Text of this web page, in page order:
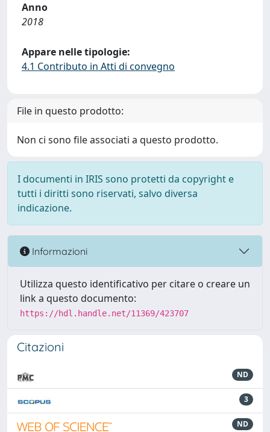
Anno
2018
Appare nelle tipologie:
4.1 Contributo in Atti di convegno
File in questo prodotto:
Non ci sono file associati a questo prodotto.
I documenti in IRIS sono protetti da copyright e
tutti i diritti sono riservati, salvo diversa
indicazione.
Informazioni
Utilizza questo identificativo per citare o creare un
link a questo documento:
https://hdl.handle.net/11369/423707
Citazioni
ND
3
ND